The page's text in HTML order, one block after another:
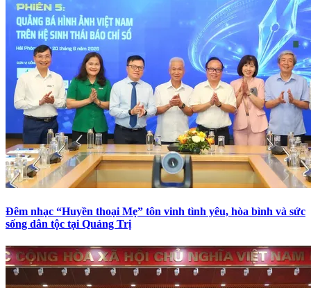
Đêm nhạc “Huyền thoại Mẹ” tôn vinh tình yêu, hòa bình và sức
sống dân tộc tại Quảng Trị